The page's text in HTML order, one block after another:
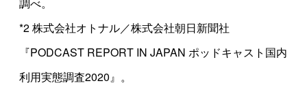
調べ。
*2 株式会社オトナル／株式会社朝日新聞社
『PODCAST REPORT IN JAPAN ポッドキャスト国内
利用実態調査2020』。